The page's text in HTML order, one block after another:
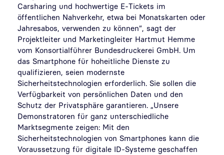
Carsharing und hochwertige E-Tickets im
öffentlichen Nahverkehr, etwa bei Monatskarten oder
Jahresabos, verwenden zu können“, sagt der
Projektleiter und Marketingleiter Hartmut Hemme
vom Konsortialführer Bundesdruckerei GmbH. Um
das Smartphone für hoheitliche Dienste zu
qualifizieren, seien modernste
Sicherheitstechnologien erforderlich. Sie sollen die
Verfügbarkeit von persönlichen Daten und den
Schutz der Privatsphäre garantieren. „Unsere
Demonstratoren für ganz unterschiedliche
Marktsegmente zeigen: Mit den
Sicherheitstechnologien von Smartphones kann die
Voraussetzung für digitale ID-Systeme geschaffen